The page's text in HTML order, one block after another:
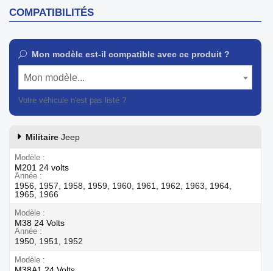
COMPATIBILITÉS
Mon modèle est-il compatible avec ce produit ?
Mon modèle...
Votre véhicule n'est pas listé ?
Militaire Jeep
Modèle
M201 24 volts
Année
1956, 1957, 1958, 1959, 1960, 1961, 1962, 1963, 1964,
1965, 1966
Modèle
M38 24 Volts
Année
1950, 1951, 1952
Modèle